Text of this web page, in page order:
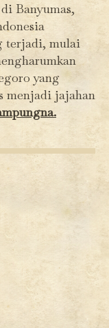
Banyumas,
terjadi, mulai
yang
menjadi jajahan